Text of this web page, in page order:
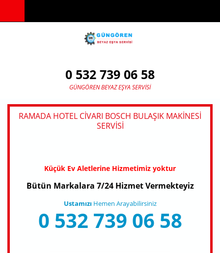
0 532 739 06 58
GÜNGÖREN BEYAZ EŞYA SERVISI
RAMADA HOTEL CIVARI BOSCH BULAŞIK MAKINESI
SERVISI
Küçük Ev Aletlerine Hizmetimiz yoktur
Bütün Markalara 7/24 Hizmet Vermekteyiz
Ustamızı Hemen Arayabilirsiniz
0 532 739 06 58